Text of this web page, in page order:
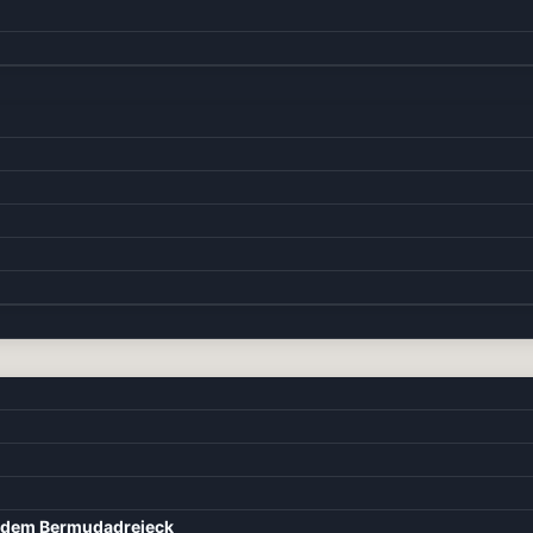
Bermudadreieck